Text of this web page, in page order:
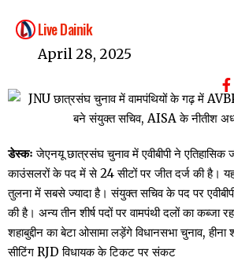
Live Dainik
April 28, 2025
डेस्कः जेएनयू छात्रसंघ चुनाव में एवीबीपी ने एतिहासिक
काउंसलरों के पद में से 24 सीटों पर जीत दर्ज की है।
तुलना में सबसे ज्यादा है। संयुक्त सचिव के पद पर
की है। अन्य तीन शीर्ष पदों पर वामपंथी दलों का कब्जा
शहाबुद्दीन का बेटा ओसामा लड़ेंगे विधानसभा चुनाव, हीना
सीटिंग RJD विधायक के टिकट पर संकट